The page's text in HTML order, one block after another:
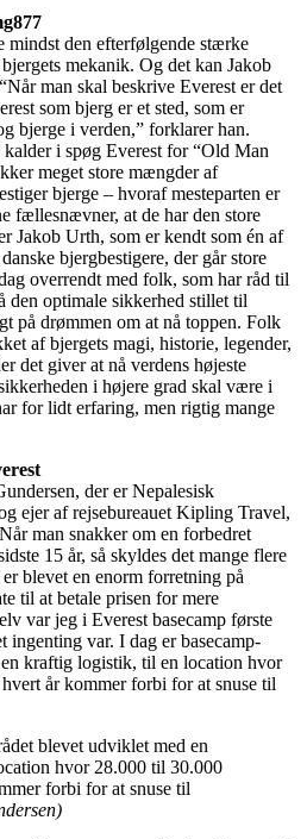
den efterfølgende stærke
mekanik. Og det kan Jakob
man skal beskrive Everest er det
som bjerg er et sted, som er
bjerge i verden,” forklarer han.
i spøg Everest for “Old Man
meget store mængder af
bjerge – hvoraf mesteparten er
fællesnævner, at de har den store
Jakob Urth, som er kendt som én af
bjergbestigere, der går store
overrendt med folk, som har råd til
den optimale sikkerhed stillet til
på drømmen om at nå toppen. Folk
af bjergets magi, historie, legender,
det giver at nå verdens højeste
i højere grad skal være i
for lidt erfaring, men rigtig mange
der er Nepalesisk
ejer af rejsebureauet Kipling Travel,
man snakker om en forbedret
15 år, så skyldes det mange flere
blevet en enorm forretning på
til at betale prisen for mere
var jeg i Everest basecamp første
ingenting var. I dag er basecamp-
kraftig logistik, til en location hvor
år kommer forbi for at snuse til
blevet udviklet med en
hvor 28.000 til 30.000
forbi for at snuse til